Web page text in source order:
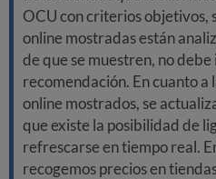
OCU con criterios objetivos,
online mostradas están
de que se muestren, no
recomendación. En cuanto
online mostrados, se
que existe la posibilidad de
refrescarse en tiempo real.
recogemos precios en